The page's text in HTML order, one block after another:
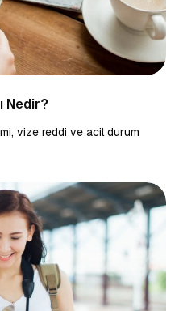
Nedir?
vize reddi ve acil durum